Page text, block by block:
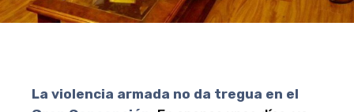
La violencia armada no da tregua en el